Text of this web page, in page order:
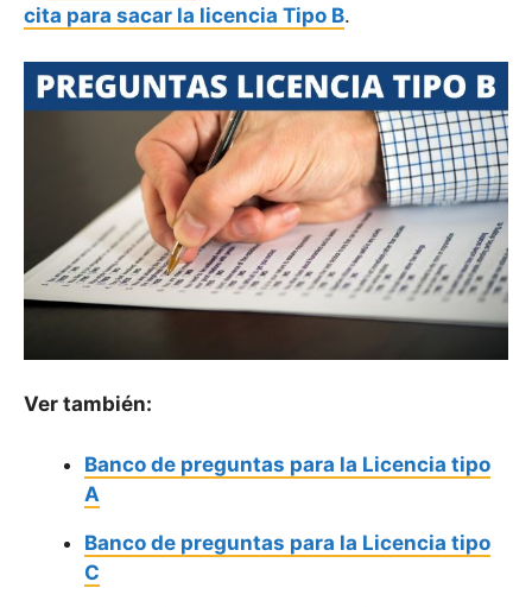
cita para sacar la licencia Tipo B.
Ver también:
Banco de preguntas para la Licencia tipo
A
Banco de preguntas para la Licencia tipo
C